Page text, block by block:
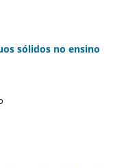
sólidos no ensino